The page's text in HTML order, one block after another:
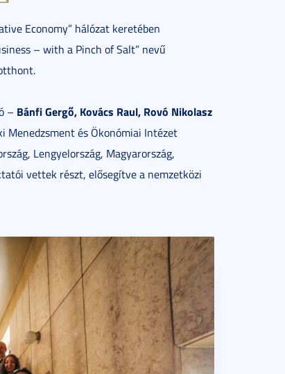
Economy” hálózat keretében
– with a Pinch of Salt” nevű
– Bánfi Gergő, Kovács Raul, Rovó Nikolasz
Menedzsment és Ökonómiai Intézet
Lengyelország, Magyarország,
vettek részt, elősegítve a nemzetközi